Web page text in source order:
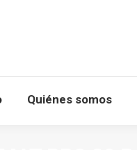
Quiénes somos